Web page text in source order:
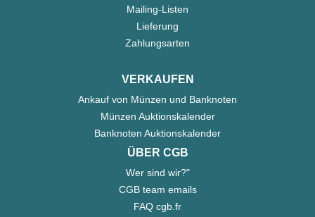
Mailing-Listen
Lieferung
Zahlungsarten
VERKAUFEN
Ankauf von Münzen und Banknoten
Münzen Auktionskalender
Banknoten Auktionskalender
ÜBER CGB
Wer sind wir?"
CGB team emails
FAQ cgb.fr